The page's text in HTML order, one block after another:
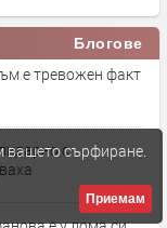
Блогове
е тревожен факт
с
вашето сърфиране.
Приемам